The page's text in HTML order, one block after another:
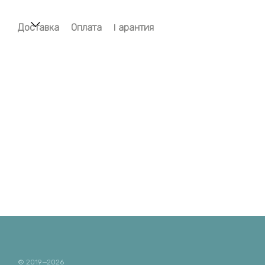
Доставка Оплата Гарантия
© 2019—2026